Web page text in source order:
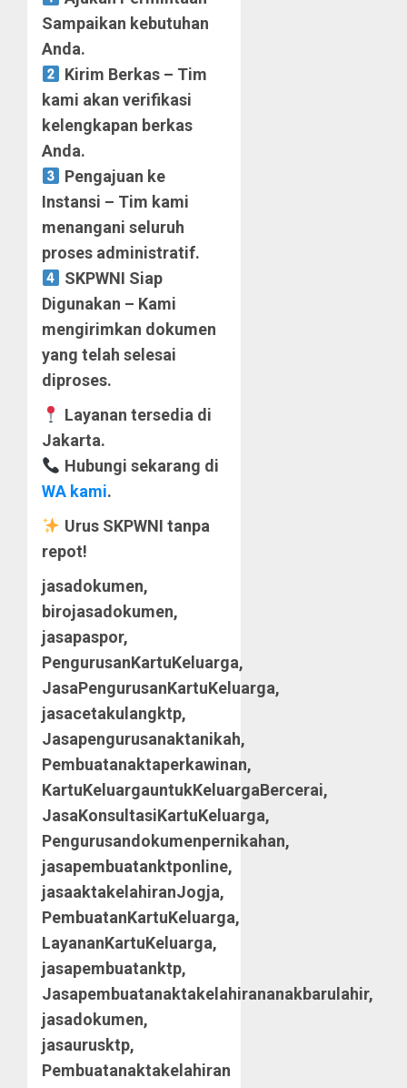
Sampaikan kebutuhan
Anda.
Kirim Berkas – Tim
kami akan verifikasi
kelengkapan berkas
Anda.
Pengajuan ke
Instansi – Tim kami
menangani seluruh
proses administratif.
SKPWNI Siap
Digunakan – Kami
mengirimkan dokumen
yang telah selesai
diproses.
Layanan tersedia di
Jakarta.
Hubungi sekarang di
WA kami.
Urus SKPWNI tanpa
repot!
jasadokumen,
birojasadokumen,
jasapaspor,
PengurusanKartuKeluarga,
JasaPengurusanKartuKeluarga,
jasacetakulangktp,
Jasapengurusanaktanikah,
Pembuatanaktaperkawinan,
KartuKeluargauntukKeluargaBercerai,
JasaKonsultasiKartuKeluarga,
Pengurusandokumenpernikahan,
jasapembuatanktponline,
jasaaktakelahiranJogja,
PembuatanKartuKeluarga,
LayananKartuKeluarga,
jasapembuatanktp,
Jasapembuatanaktakelahirananakbarulahir,
jasadokumen,
jasaurusktp,
Pembuatanaktakelahiran